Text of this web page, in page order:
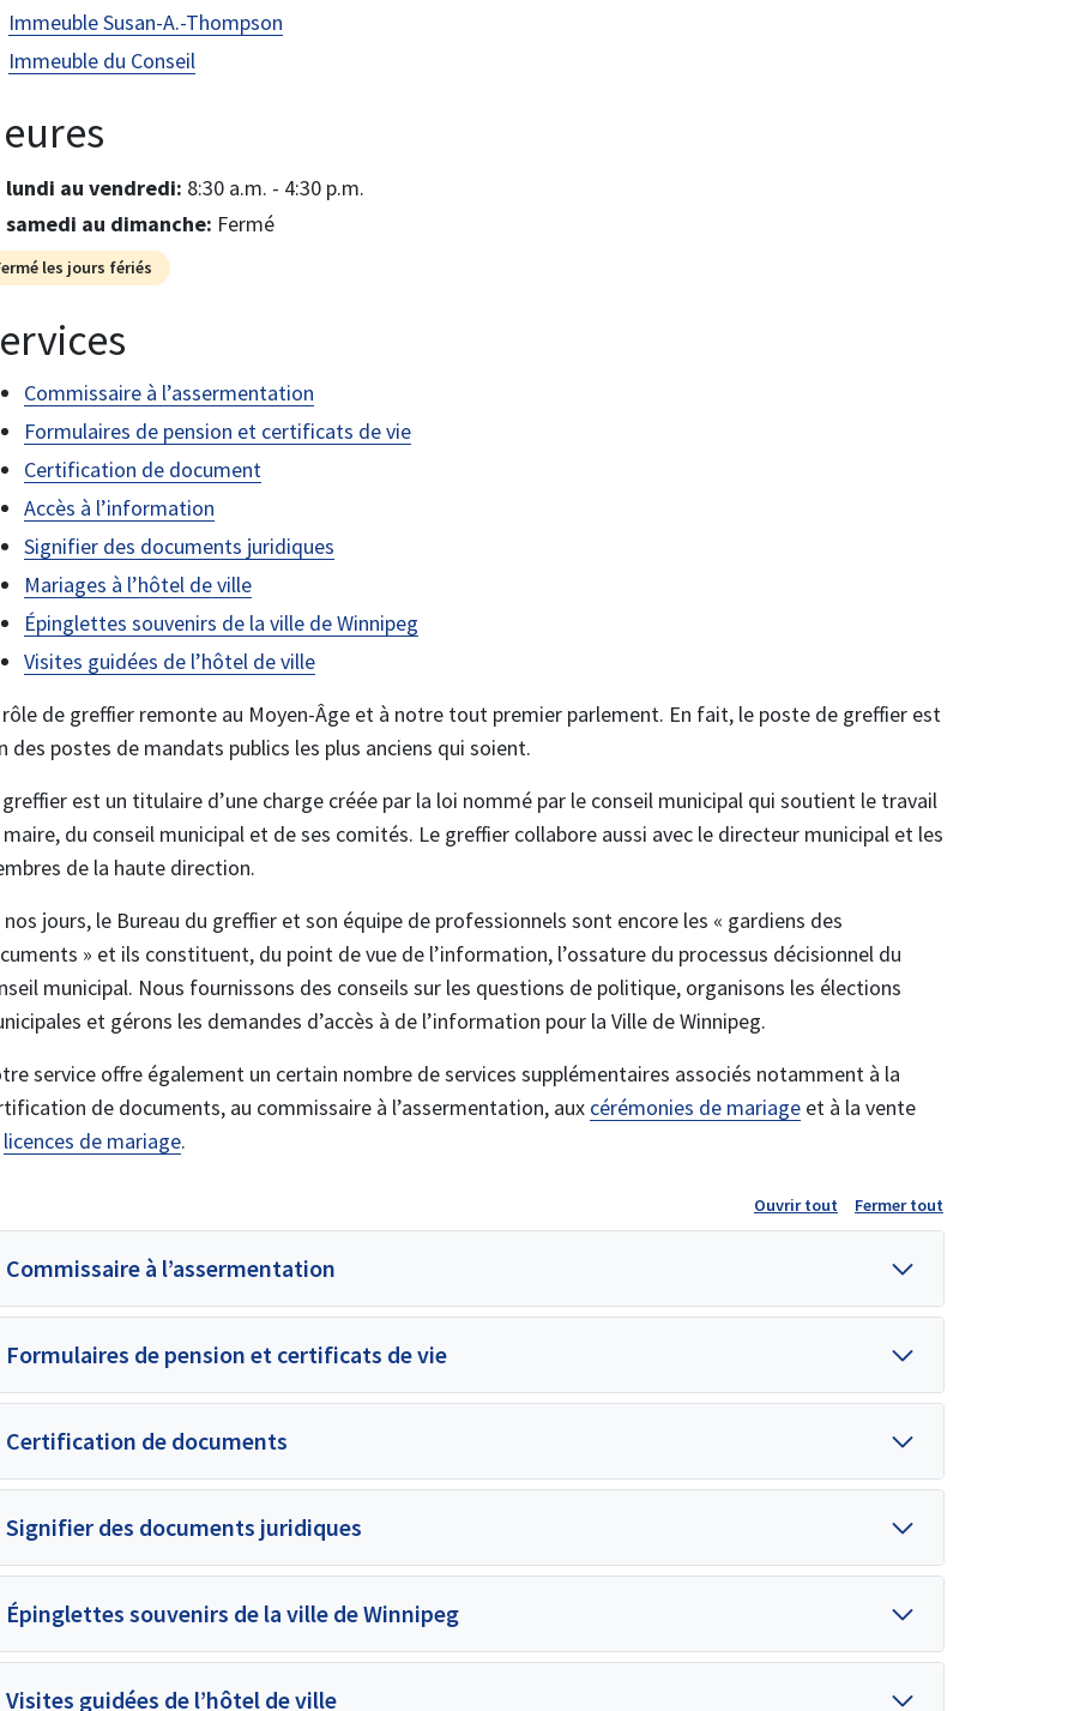
Immeuble Susan-A.-Thompson
Immeuble du Conseil
lundi au vendredi:
8:30 a.m. - 4:30 p.m.
samedi au dimanche:
Fermé
les jours fériés
Commissaire à l’assermentation
Formulaires de pension et certificats de vie
Certification de document
Accès à l’information
Signifier des documents juridiques
Mariages à l’hôtel de ville
Épinglettes souvenirs de la ville de Winnipeg
Visites guidées de l’hôtel de ville
rôle de greffier remonte au Moyen-Âge et à notre tout premier parlement. En fait, le poste de greffier est
des postes de mandats publics les plus anciens qui soient.
greffier est un titulaire d’une charge créée par la loi nommé par le conseil municipal qui soutient le travail
du conseil municipal et de ses comités. Le greffier collabore aussi avec le directeur municipal et les
de la haute direction.
nos jours, le Bureau du greffier et son équipe de professionnels sont encore les « gardiens des
» et ils constituent, du point de vue de l’information, l’ossature du processus décisionnel du
municipal. Nous fournissons des conseils sur les questions de politique, organisons les élections
et gérons les demandes d’accès à de l’information pour la Ville de Winnipeg.
service offre également un certain nombre de services supplémentaires associés notamment à la
de documents, au commissaire à l’assermentation, aux cérémonies de mariage et à la vente
licences de mariage.
Ouvrir tout Fermer tout
Commissaire à l’assermentation
Formulaires de pension et certificats de vie
Certification de documents
Signifier des documents juridiques
Épinglettes souvenirs de la ville de Winnipeg
Visites guidées de l’hôtel de ville